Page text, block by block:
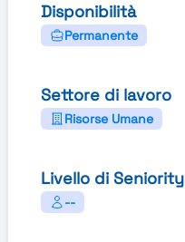
Disponibilità
Permanente
Settore di lavoro
Risorse Umane
Livello di Seniority
--